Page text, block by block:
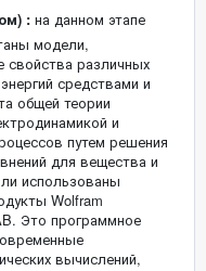
: на данном этапе
модели,
различных
средствами и
общей теории
и
путем решения
для вещества и
использованы
Wolfram
Это программное
вычислений,